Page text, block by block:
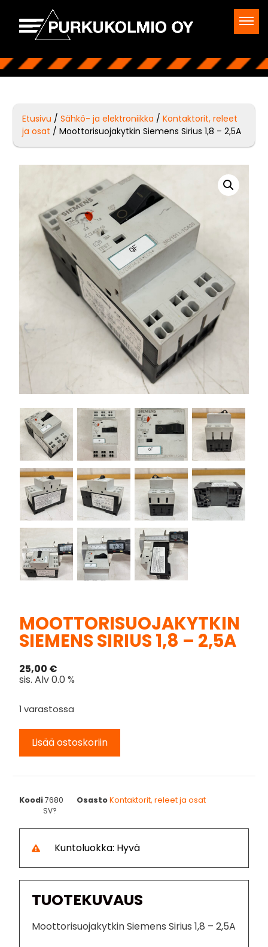
Etusivu /Sähkö- ja elektroniikka /Kontaktorit, releet
ja osat / Moottorisuojakytkin Siemens Sirius 1,8 – 2,5A
MOOTTORISUOJAKYTKIN
SIEMENS SIRIUS 1,8 – 2,5A
25,00 €
sis. Alv 0.0 %
1 varastossa
Lisää ostoskoriin
Koodi7680 OsastoKontaktorit, releet ja osat
SV?
Kuntoluokka: Hyvä
TUOTEKUVAUS
Moottorisuojakytkin Siemens Sirius 1,8 – 2,5A